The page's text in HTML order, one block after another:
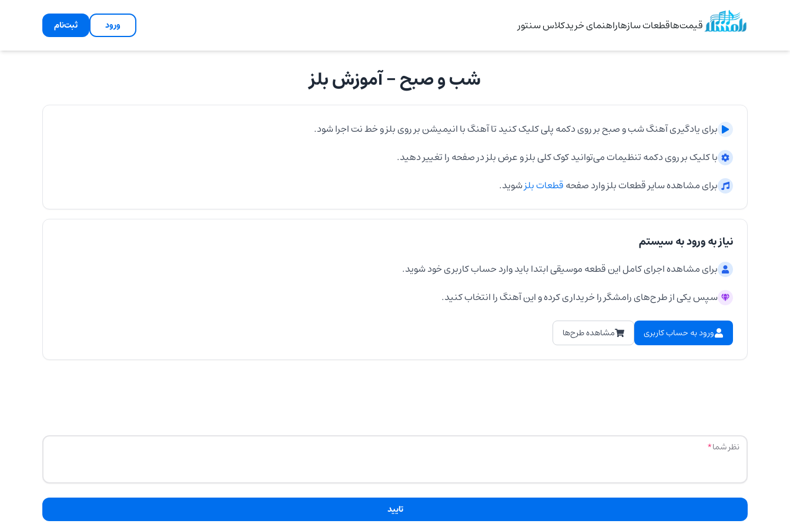
قیمت‌هاقطعات سازهاراهنمای خریدکلاس سنتور ورود ثبت‌نام
شب و صبح- آموزشبلز
برای یادگیری آهنگشب و صبحبر روی دکمه پلی کلیک کنید تا آهنگ با انیمیشن بر رویبلزو خط نت اجرا شود.
با کلیک بر روی دکمه تنظیمات می‌توانید کوک کلیبلزو عرضبلزدر صفحه را تغییر دهید.
برای مشاهده سایر قطعاتبلزوارد صفحهقطعاتبلزشوید.
نیاز به ورود به سیستم
برای مشاهده اجرای کامل این قطعه موسیقی ابتدا باید وارد حساب کاربری خود شوید.
سپس یکی از طرح‌های رامشگر را خریداری کرده و این آهنگ را انتخاب کنید.
ورود به حساب کاربری مشاهده طرح‌ها
نظر شما
تایید